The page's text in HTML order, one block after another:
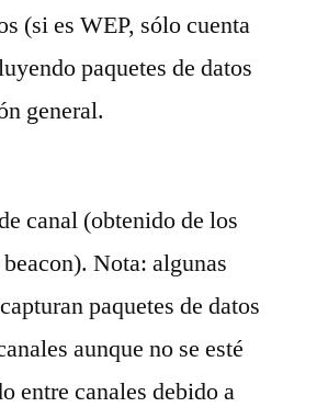
(si es WEP, sólo cuenta
paquetes de datos
general.
canal (obtenido de los
Nota: algunas
paquetes de datos
aunque no se esté
entre canales debido a